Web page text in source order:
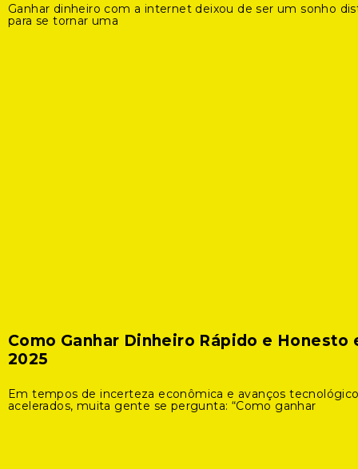
Ganhar dinheiro com a internet deixou de ser um sonho
para se tornar uma
Como Ganhar Dinheiro Rápido e Honesto
2025
Em tempos de incerteza econômica e avanços
acelerados, muita gente se pergunta: “Como ganhar